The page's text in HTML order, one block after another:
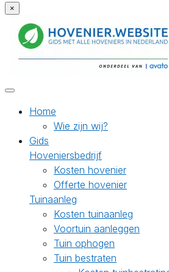
×
Home
Wie zijn wij?
Gids
Hoveniersbedrijf
Kosten hovenier
Offerte hovenier
Tuinaanleg
Kosten tuinaanleg
Voortuin aanleggen
Tuin ophogen
Tuin bestraten